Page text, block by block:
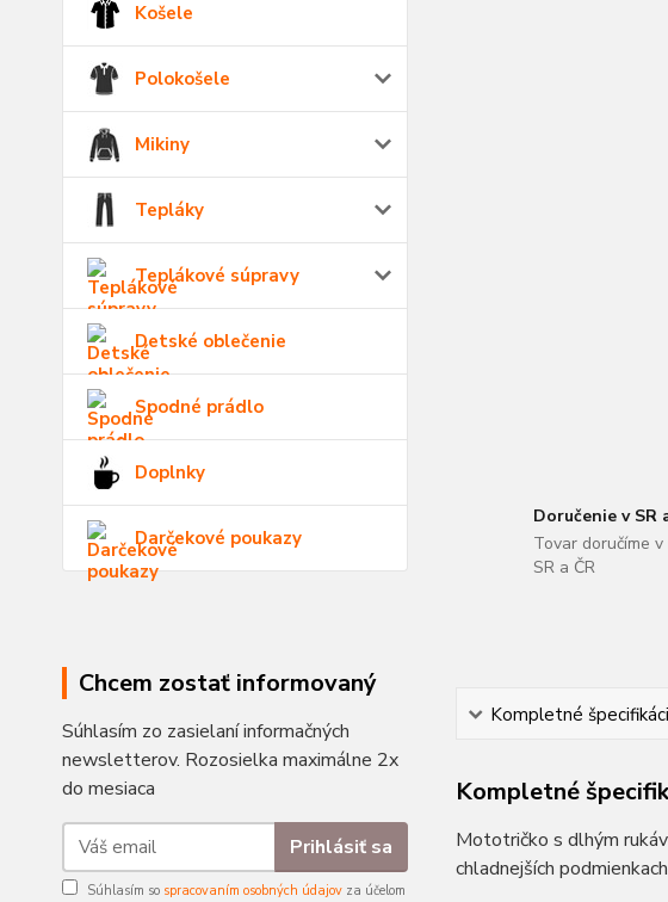
Košele
Polokošele
Mikiny
Tepláky
Teplákové súpravy
Detské oblečenie
Spodné prádlo
Doplnky
Darčekové poukazy
Chcem zostať informovaný
Súhlasím zo zasielaní informačných
newsletterov. Rozosielka maximálne 2x
do mesiaca
Prihlásiť sa
Súhlasím so spracovaním osobných údajov za účelom
Doručenie v SR
Tovar doručíme v
SR a ČR
Kompletné
Kompletné
Mototričko s dlhým
chladnejších